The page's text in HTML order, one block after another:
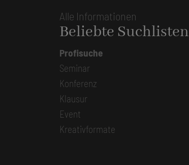
Alle Informationen
Beliebte Suchlisten
Profisuche
Seminar
Konferenz
Klausur
Event
Kreativformate